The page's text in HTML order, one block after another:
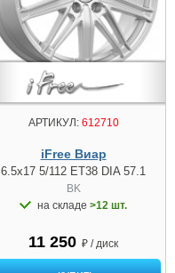
АРТИКУЛ:612710
iFree Виар
6.5x17 5/112 ET38 DIA 57.1
BK
на складе >12 шт.
11 250 ₽ / диск